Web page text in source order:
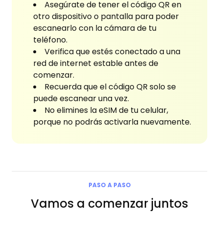
Asegúrate de tener el código QR en
otro dispositivo o pantalla para poder
escanearlo con la cámara de tu
teléfono.
Verifica que estés conectado a una
red de internet estable antes de
comenzar.
Recuerda que el código QR solo se
puede escanear una vez.
No elimines la eSIM de tu celular,
porque no podrás activarla nuevamente.
PASO A PASO
Vamos a comenzar juntos